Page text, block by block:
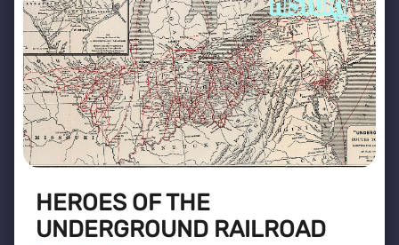
HEROES OF THE
UNDERGROUND RAILROAD